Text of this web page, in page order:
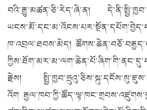
བའི་རྒྱུ་མཚན་ཅི་རེད་ཞེ་ན།
ཁ་འབྲལ་ཐབས་མེད།
རྗེས།
འོག